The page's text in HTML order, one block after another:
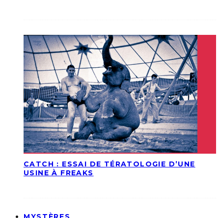
CATCH : ESSAI DE TÉRATOLOGIE D’UNE
USINE À FREAKS